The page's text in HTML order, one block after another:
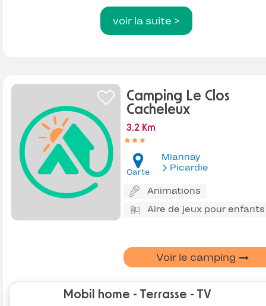
voir la suite >
Camping Le Clos
Cacheleux
3.2 Km
Carte
Miannay
Picardie
Animations
Aire de jeux pour enfants
Voir le camping
Mobil home - Terrasse - TV